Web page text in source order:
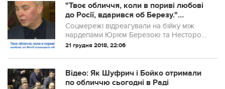
"Твоє обличчя, коли в пориві любові
до Росії, вдарився об Березу."
Соцмережі їдко відреагували на...
Соцмережі відреагували на бійку між
нардепами Юрієм Березою та Нестором
Шуфричем, коли останній зірвав з
“Медведчук – агент Путіна”.
21 грудня 2018, 22:06
Відео: Як Шуфрич і Бойко отримали
по обличчю сьогодні в Раді